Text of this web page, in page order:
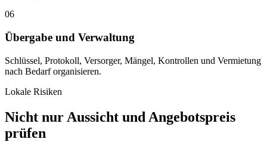
06
Übergabe und Verwaltung
Schlüssel, Protokoll, Versorger, Mängel, Kontrollen und Vermietung
nach Bedarf organisieren.
Lokale Risiken
Nicht nur Aussicht und Angebotspreis
prüfen